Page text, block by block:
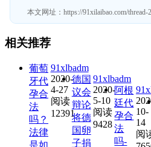
本文网址： https://91xilaibao.com/thread-
相关推荐
葡萄
牙代
孕合
法
吗？
法律
是如
91xlbadm
2020-
4-27
阅读
12391
德国
议会
辩论
将德
国卵
子捐
91xlbadm
2020-
5-10
阅读
9428
阿根
廷代
孕合
法
吗-
10-
14
阅